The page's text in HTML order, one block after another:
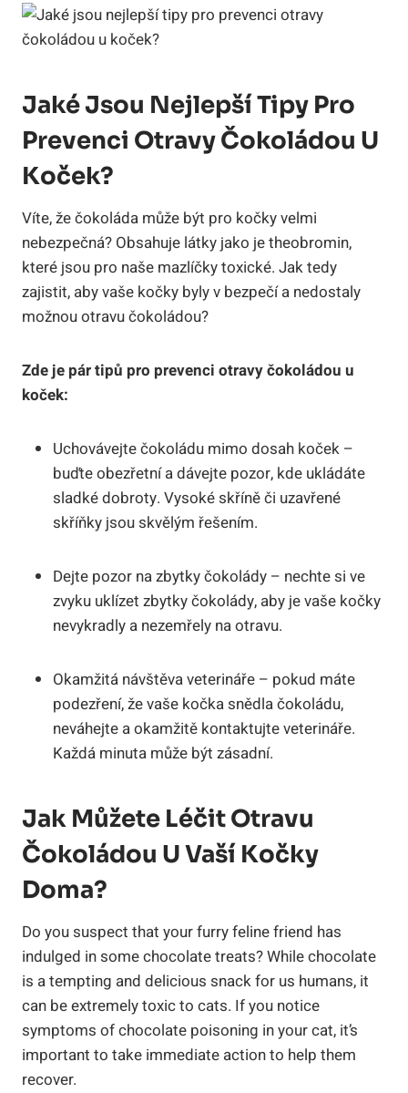
Jaké Jsou Nejlepší Tipy Pro
Prevenci Otravy Čokoládou U
Koček?
Víte, že čokoláda může být pro kočky velmi
nebezpečná? Obsahuje látky jako je theobromin,
které jsou pro naše mazlíčky toxické. Jak tedy
zajistit, aby vaše kočky byly v bezpečí a nedostaly
možnou otravu čokoládou?
Zde je pár tipů pro prevenci otravy čokoládou u
koček:
Uchovávejte čokoládu mimo dosah koček –
buďte obezřetní a dávejte pozor, kde ukládáte
sladké dobroty. Vysoké skříně či uzavřené
skříňky jsou skvělým řešením.
Dejte pozor na zbytky čokolády – nechte si ve
zvyku uklízet zbytky čokolády, aby je vaše kočky
nevykradly a nezemřely na otravu.
Okamžitá návštěva veterináře – pokud máte
podezření, že vaše kočka snědla čokoládu,
neváhejte a okamžitě kontaktujte veterináře.
Každá minuta může být zásadní.
Jak Můžete Léčit Otravu
Čokoládou U Vaší Kočky
Doma?
Do you suspect that your furry feline friend has
indulged in some chocolate treats? While chocolate
is a tempting and delicious snack for us humans, it
can be extremely toxic to cats. If you notice
symptoms of chocolate poisoning in your cat, it’s
important to take immediate action to help them
recover.